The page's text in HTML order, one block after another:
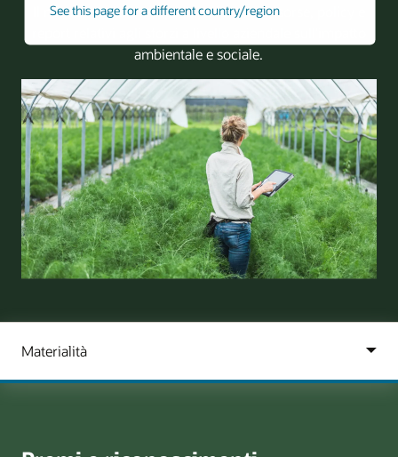
See this page for a different country/region
Il nostro modello trasparente fornisce risorse, policy e
ambientale e sociale.